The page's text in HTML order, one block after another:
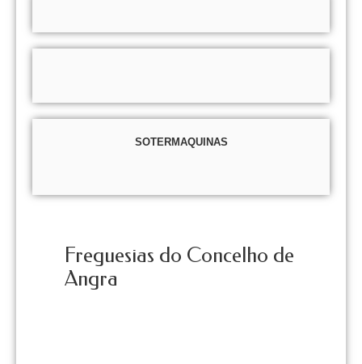
SOTERMAQUINAS
Freguesias do Concelho de
Angra